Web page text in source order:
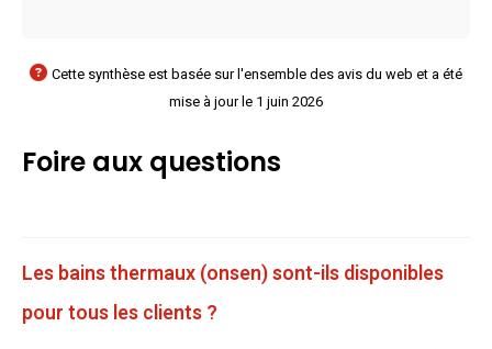
Cette synthèse est basée sur l'ensemble des avis du web et a été
mise à jour le 1 juin 2026
Foire aux questions
Les bains thermaux (onsen) sont-ils disponibles
pour tous les clients ?